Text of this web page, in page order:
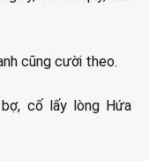
cũng cười theo.
cố lấy lòng Hứa